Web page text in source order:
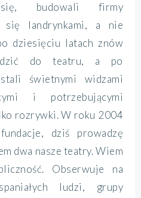
budowali firmy
landrynkami, a nie
dziesięciu latach znów
do teatru, a po
świetnymi widzami
i potrzebującymi
rozrywki. W roku 2004
dziś prowadzę
dwa nasze teatry. Wiem
Obserwuje na
ludzi, grupy